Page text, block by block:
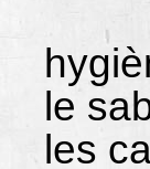
le
les